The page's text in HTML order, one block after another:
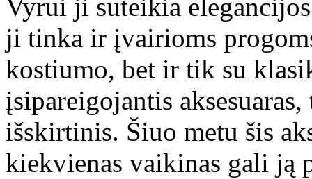
Vyrui ji suteikia
ji tinka ir įvairioms
kostiumo, bet ir tik su
įsipareigojantis
išskirtinis. Šiuo metu šis
kiekvienas vaikinas gali ją